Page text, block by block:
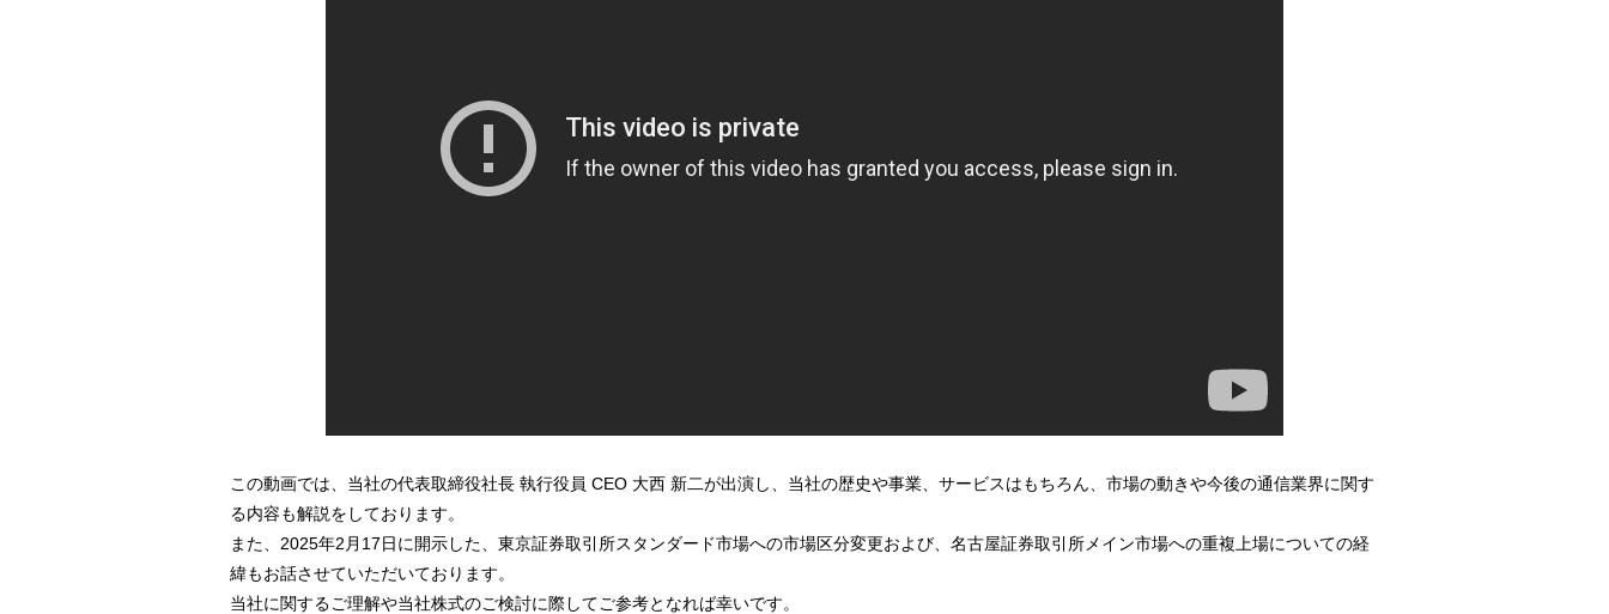
この動画では、当社の代表取締役社長 執行役員 CEO 大西 新二が出演し、当社の歴史や事業、サービスはもちろん、市場の動きや今後の通信業界に関す
る内容も解説をしております。
また、2025年2月17日に開示した、東京証券取引所スタンダード市場への市場区分変更および、名古屋証券取引所メイン市場への重複上場についての経
緯もお話させていただいております。
当社に関するご理解や当社株式のご検討に際してご参考となれば幸いです。